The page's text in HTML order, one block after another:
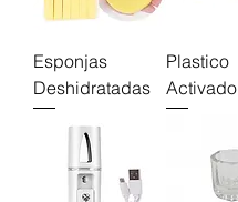
Esponjas
Deshidratadas
Plastico